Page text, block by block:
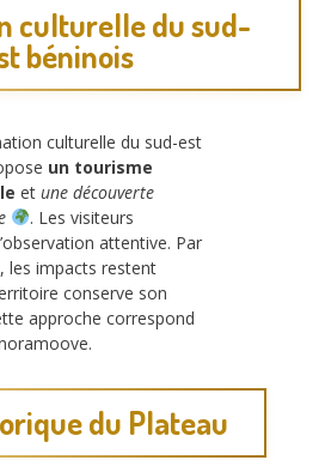
culturelle du sud-
béninois
culturelle du sud-est
un tourisme
et une découverte
. Les visiteurs
attentive. Par
les impacts restent
conserve son
approche correspond
du Plateau